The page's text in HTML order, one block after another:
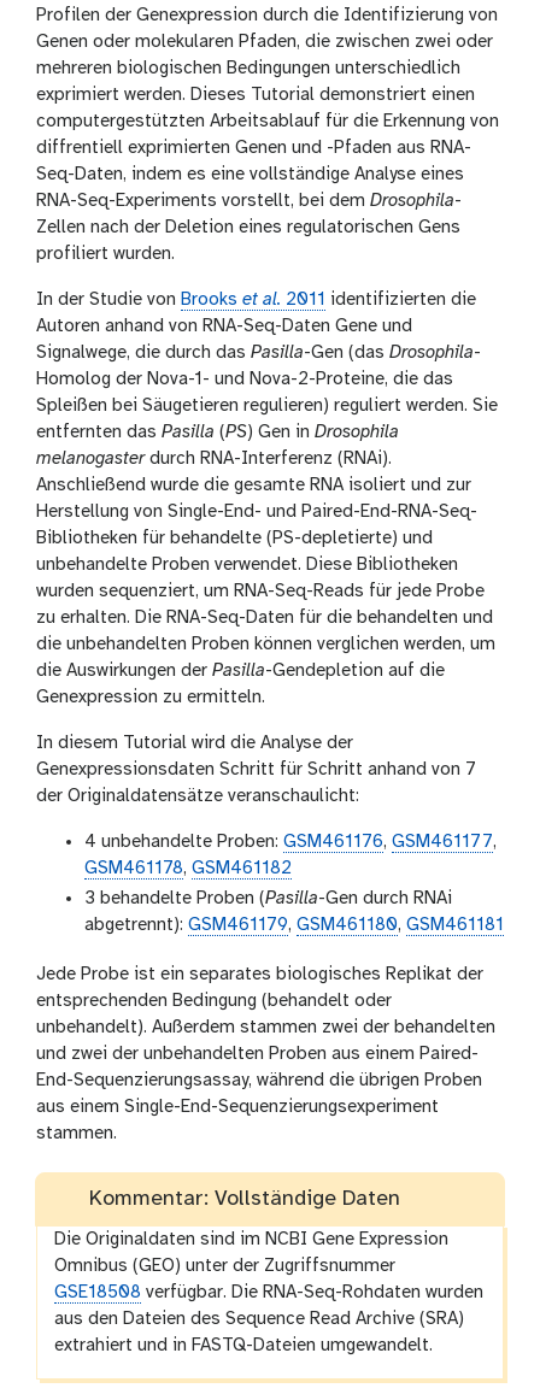
Profilen der Genexpression durch die Identifizierung von
Genen oder molekularen Pfaden, die zwischen zwei oder
mehreren biologischen Bedingungen unterschiedlich
exprimiert werden. Dieses Tutorial demonstriert einen
computergestützten Arbeitsablauf für die Erkennung von
diffrentiell exprimierten Genen und -Pfaden aus RNA-
Seq-Daten, indem es eine vollständige Analyse eines
RNA-Seq-Experiments vorstellt, bei dem Drosophila-
Zellen nach der Deletion eines regulatorischen Gens
profiliert wurden.
In der Studie von Brooks et al. 2011 identifizierten die
Autoren anhand von RNA-Seq-Daten Gene und
Signalwege, die durch das Pasilla-Gen (das Drosophila-
Homolog der Nova-1- und Nova-2-Proteine, die das
Spleißen bei Säugetieren regulieren) reguliert werden. Sie
entfernten das Pasilla (PS) Gen in Drosophila
melanogasterdurch RNA-Interferenz (RNAi).
Anschließend wurde die gesamte RNA isoliert und zur
Herstellung von Single-End- und Paired-End-RNA-Seq-
Bibliotheken für behandelte (PS-depletierte) und
unbehandelte Proben verwendet. Diese Bibliotheken
wurden sequenziert, um RNA-Seq-Reads für jede Probe
zu erhalten. Die RNA-Seq-Daten für die behandelten und
die unbehandelten Proben können verglichen werden, um
die Auswirkungen der Pasilla-Gendepletion auf die
Genexpression zu ermitteln.
In diesem Tutorial wird die Analyse der
Genexpressionsdaten Schritt für Schritt anhand von 7
der Originaldatensätze veranschaulicht:
4 unbehandelte Proben: GSM461176, GSM461177,
GSM461178, GSM461182
3 behandelte Proben (Pasilla-Gen durch RNAi
abgetrennt): GSM461179, GSM461180, GSM461181
Jede Probe ist ein separates biologisches Replikat der
entsprechenden Bedingung (behandelt oder
unbehandelt). Außerdem stammen zwei der behandelten
und zwei der unbehandelten Proben aus einem Paired-
End-Sequenzierungsassay, während die übrigen Proben
aus einem Single-End-Sequenzierungsexperiment
stammen.
Kommentar: Vollständige Daten
Die Originaldaten sind im NCBI Gene Expression
Omnibus (GEO) unter der Zugriffsnummer
GSE18508 verfügbar. Die RNA-Seq-Rohdaten wurden
aus den Dateien des Sequence Read Archive (SRA)
extrahiert und in FASTQ-Dateien umgewandelt.